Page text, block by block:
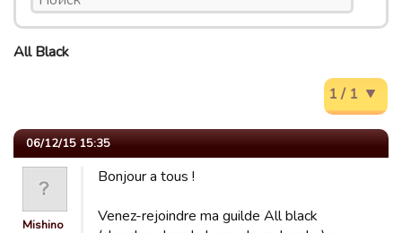
All Black
1 / 1
06/12/15 15:35
Mishino
Bonjour a tous !
Venez-rejoindre ma guilde All black